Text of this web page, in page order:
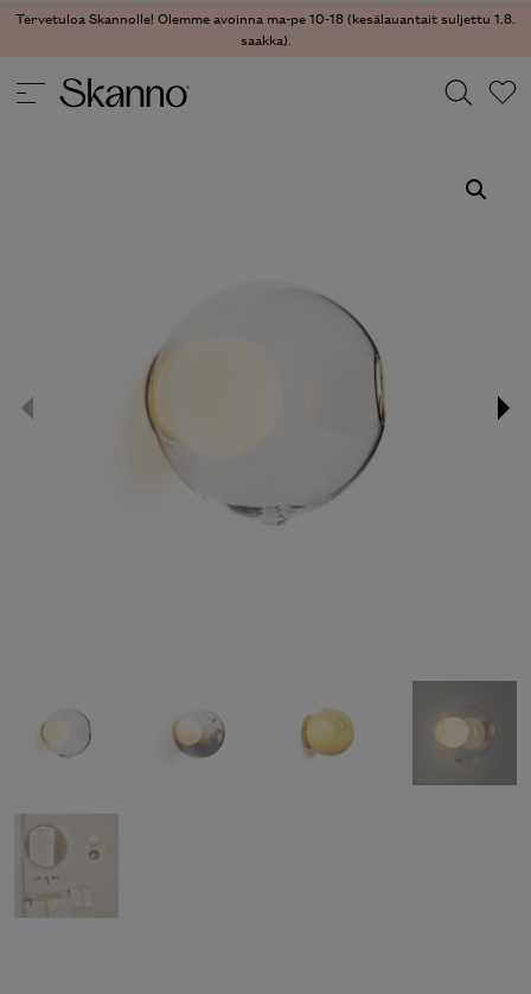
Tervetuloa Skannolle! Olemme avoinna ma-pe 10-18 (kesälauantait suljettu 1.8.
saakka).